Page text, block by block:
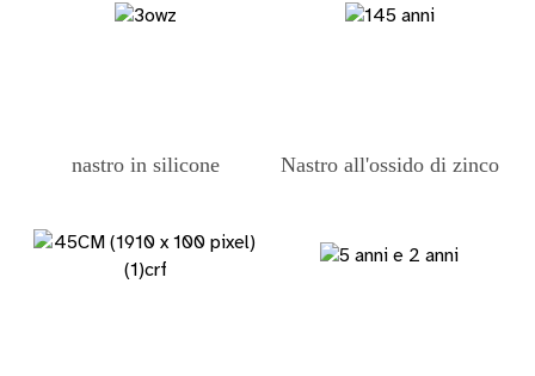
nastro in silicone Nastro all'ossido di zinco